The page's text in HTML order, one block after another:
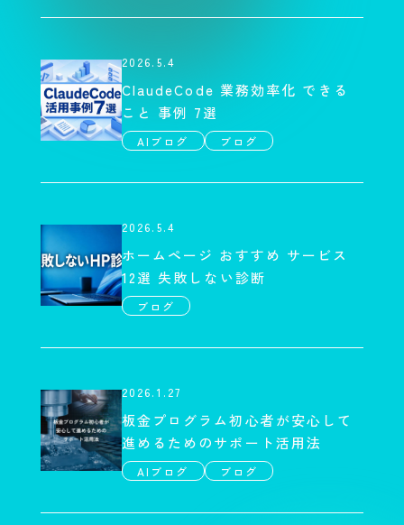
2026.5.4
ClaudeCode 業務効率化 できる
こと 事例 7選
AIブログ ブログ
2026.5.4
ホームページ おすすめ サービス
12選 失敗しない診断
ブログ
2026.1.27
板金プログラム初心者が安心して
進めるためのサポート活用法
AIブログ ブログ